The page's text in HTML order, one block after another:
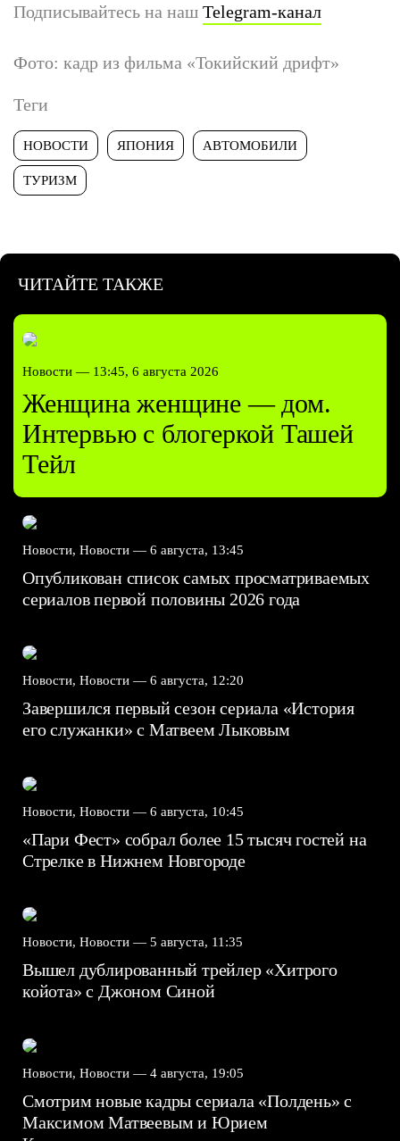
Подписывайтесь на наш Telegram-канал
Фото: кадр из фильма «Токийский дрифт»
Теги
НОВОСТИ ЯПОНИЯ АВТОМОБИЛИ
ТУРИЗМ
ЧИТАЙТЕ ТАКЖЕ
Новости — 13:45, 6 августа 2026
Женщина женщине — дом.
Интервью с блогеркой Ташей
Тейл
Новости, Новости — 6 августа, 13:45
Опубликован список самых просматриваемых
сериалов первой половины 2026 года
Новости, Новости — 6 августа, 12:20
Завершился первый сезон сериала «История
его служанки» с Матвеем Лыковым
Новости, Новости — 6 августа, 10:45
«Пари Фест» собрал более 15 тысяч гостей на
Стрелке в Нижнем Новгороде
Новости, Новости — 5 августа, 11:35
Вышел дублированный трейлер «Хитрого
койота» с Джоном Синой
Новости, Новости — 4 августа, 19:05
Смотрим новые кадры сериала «Полдень» с
Максимом Матвеевым и Юрием